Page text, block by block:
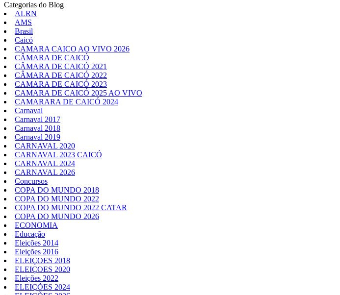
Categorias do Blog
ALRN
AMS
Brasil
Caicó
CAMARA CAICO AO VIVO 2026
CÂMARA DE CAICÓ
CÂMARA DE CAICÓ 2021
CÂMARA DE CAICÓ 2022
CAMARA DE CAICÓ 2023
CAMARA DE CAICÓ 2025 AO VIVO
CAMARARA DE CAICÓ 2024
Carnaval
Carnaval 2017
Carnaval 2018
Carnaval 2019
CARNAVAL 2020
CARNAVAL 2023 CAICÓ
CARNAVAL 2024
CARNAVAL 2026
Concursos
COPA DO MUNDO 2018
COPA DO MUNDO 2022
COPA DO MUNDO 2022 CATAR
COPA DO MUNDO 2026
ECONOMIA
Educação
Eleições 2014
Eleições 2016
ELEIÇOES 2018
ELEIÇOES 2020
Eleições 2022
ELEIÇÕES 2024